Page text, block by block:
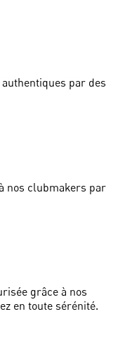
par des
nos clubmakers par
grâce à nos
en toute sérénité.